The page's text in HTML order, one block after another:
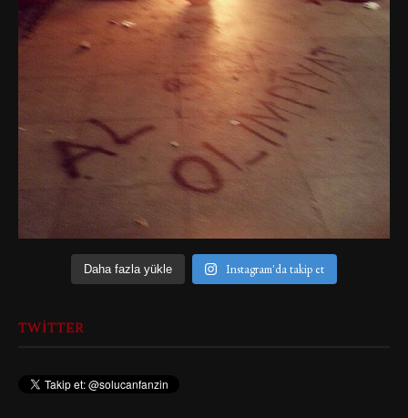
Daha fazla yükle Instagram'da takip et
TWITTER